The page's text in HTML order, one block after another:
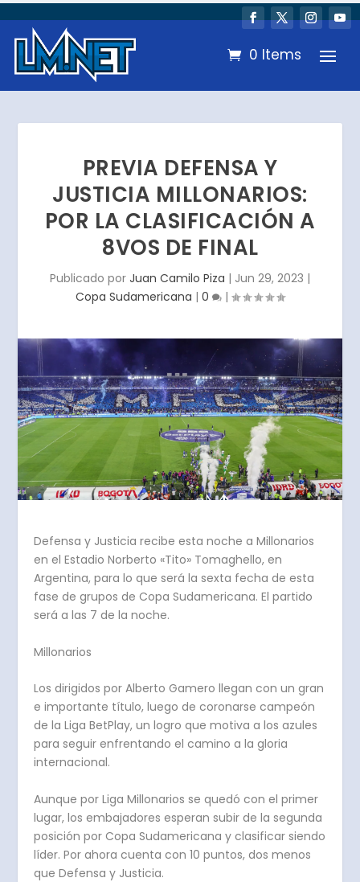
0 Items
PREVIA DEFENSA Y
JUSTICIA MILLONARIOS:
POR LA CLASIFICACIÓN A
8VOS DE FINAL
Publicado por Juan Camilo Piza | Jun 29, 2023 |
Copa Sudamericana | 0 |
Defensa y Justicia recibe esta noche a Millonarios
en elEstadio Norberto «Tito» Tomaghello, en
Argentina, para lo que será la sexta fecha de esta
fase de grupos de Copa Sudamericana. El partido
será a las 7 de la noche.
Millonarios
Los dirigidos por Alberto Gamero llegan con un gran
e importante título, luego de coronarse campeón
de la Liga BetPlay, un logro que motiva a los azules
para seguir enfrentando el camino a la gloria
internacional.
Aunque por Liga Millonarios se quedó con el primer
lugar, los embajadores esperan subir de la segunda
posición por Copa Sudamericana y clasificar siendo
líder. Por ahora cuenta con 10 puntos, dos menos
que Defensa y Justicia.